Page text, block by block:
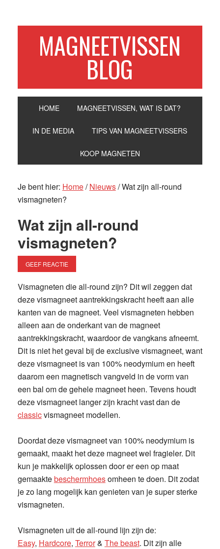
hoofdnavigatieMAGNEETVISSEN
BLOG
HOME MAGNEETVISSEN, WAT IS DAT?
IN DE MEDIA TIPS VAN MAGNEETVISSERS
KOOP MAGNETEN
Je bent hier: Home/ Nieuws/Wat zijn all-round
vismagneten?
Wat zijn all-round
vismagneten?
GEEF REACTIE
Vismagneten die all-round zijn? Dit wil zeggen dat
deze vismagneet aantrekkingskracht heeft aan alle
kanten van de magneet. Veel vismagneten hebben
alleen aan de onderkant van de magneet
aantrekkingskracht, waardoor de vangkans afneemt.
Dit is niet het geval bij de exclusive vismagneet, want
deze vismagneet is van 100% neodymium en heeft
daarom een magnetisch vangveld in de vorm van
een bal om de gehele magneet heen. Tevens houdt
deze vismagneet langer zijn kracht vast dan de
classicvismagneet modellen.
Doordat deze vismagneet van 100% neodymium is
gemaakt, maakt het deze magneet wel fragieler. Dit
kun je makkelijk oplossen door er een op maat
gemaaktebeschermhoesomheen te doen. Dit zodat
je zo lang mogelijk kan genieten van je super sterke
vismagneten.
Vismagneten uit de all-round lijn zijn de:
Easy, Hardcore, Terror& The beast. Dit zijn alle